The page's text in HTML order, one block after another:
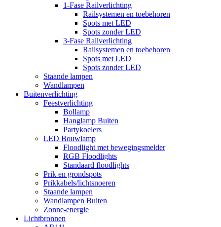
1-Fase Railverlichting
Railsystemen en toebehoren
Spots met LED
Spots zonder LED
3-Fase Railverlichting
Railsystemen en toebehoren
Spots met LED
Spots zonder LED
Staande lampen
Wandlampen
Buitenverlichting
Feestverlichting
Bollamp
Hanglamp Buiten
Partykoelers
LED Bouwlamp
Floodlight met bewegingsmelder
RGB Floodlights
Standaard floodlights
Prik en grondspots
Prikkabels/lichtsnoeren
Staande lampen
Wandlampen Buiten
Zonne-energie
Lichtbronnen